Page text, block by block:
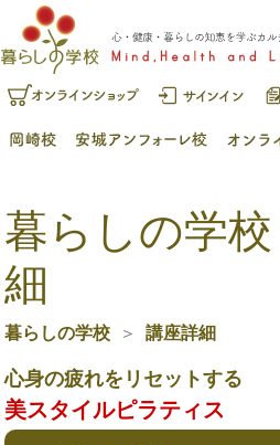
暮らしの学
細
暮らしの学校 講座詳細
心身の疲れをリセットする
美スタイルピラティス